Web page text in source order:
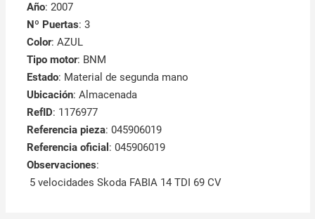
Año: 2007
Nº Puertas: 3
Color: AZUL
Tipo motor: BNM
Estado: Material de segunda mano
Ubicación: Almacenada
RefID: 1176977
Referencia pieza: 045906019
Referencia oficial : 045906019
Observaciones:
5 velocidades Skoda FABIA 14 TDI 69 CV